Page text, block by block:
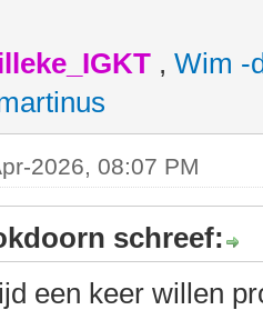
, Wim -
2026, 08:07 PM
schreef:
een keer willen